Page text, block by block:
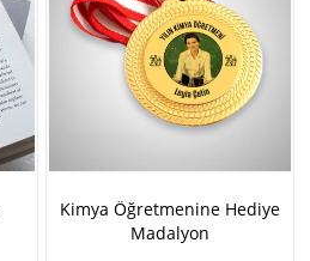
Kimya Öğretmenine Hediye
Madalyon